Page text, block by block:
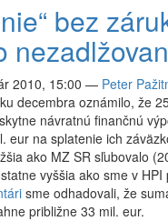
bez
2010, 15:00 — Peter
decembra oznámilo, že
návratnú finančnú
eur na splatenie ich
ako MZ SR sľubovalo
vyššia ako sme v HPI
sme odhadovali, že
približne 33 mil. eur.